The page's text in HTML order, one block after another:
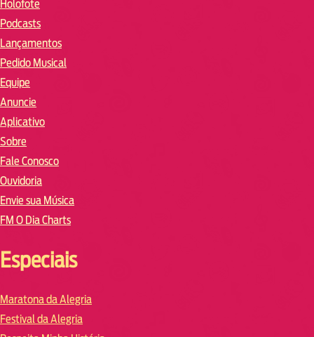
Holofote
Podcasts
Lançamentos
Pedido Musical
Equipe
Anuncie
Aplicativo
Sobre
Fale Conosco
Ouvidoria
Envie sua Música
FM O Dia Charts
Especiais
Maratona da Alegria
Festival da Alegria